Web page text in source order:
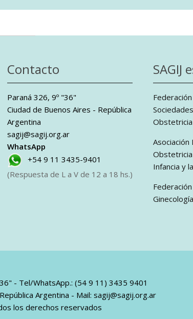
Contacto
Paraná 326, 9º "36"
Ciudad de Buenos Aires - República
Argentina
sagij@sagij.org.ar
WhatsApp
+54 9 11 3435-9401
(Respuesta de L a V de 12 a 18 hs.)
SAGIJ
Obstetricia
Asociación
Obstetricia
Infancia y
- Tel/WhatsApp.: (54 9 11) 3435 9401
Argentina - Mail: sagij@sagij.org.ar
los derechos reservados